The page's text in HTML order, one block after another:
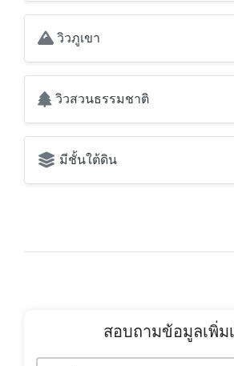
วิวภูเขา
วิวสวนธรรมชาติ
มีชั้นใต้ดิน
สอบถามข้อมูลเพิ่ม